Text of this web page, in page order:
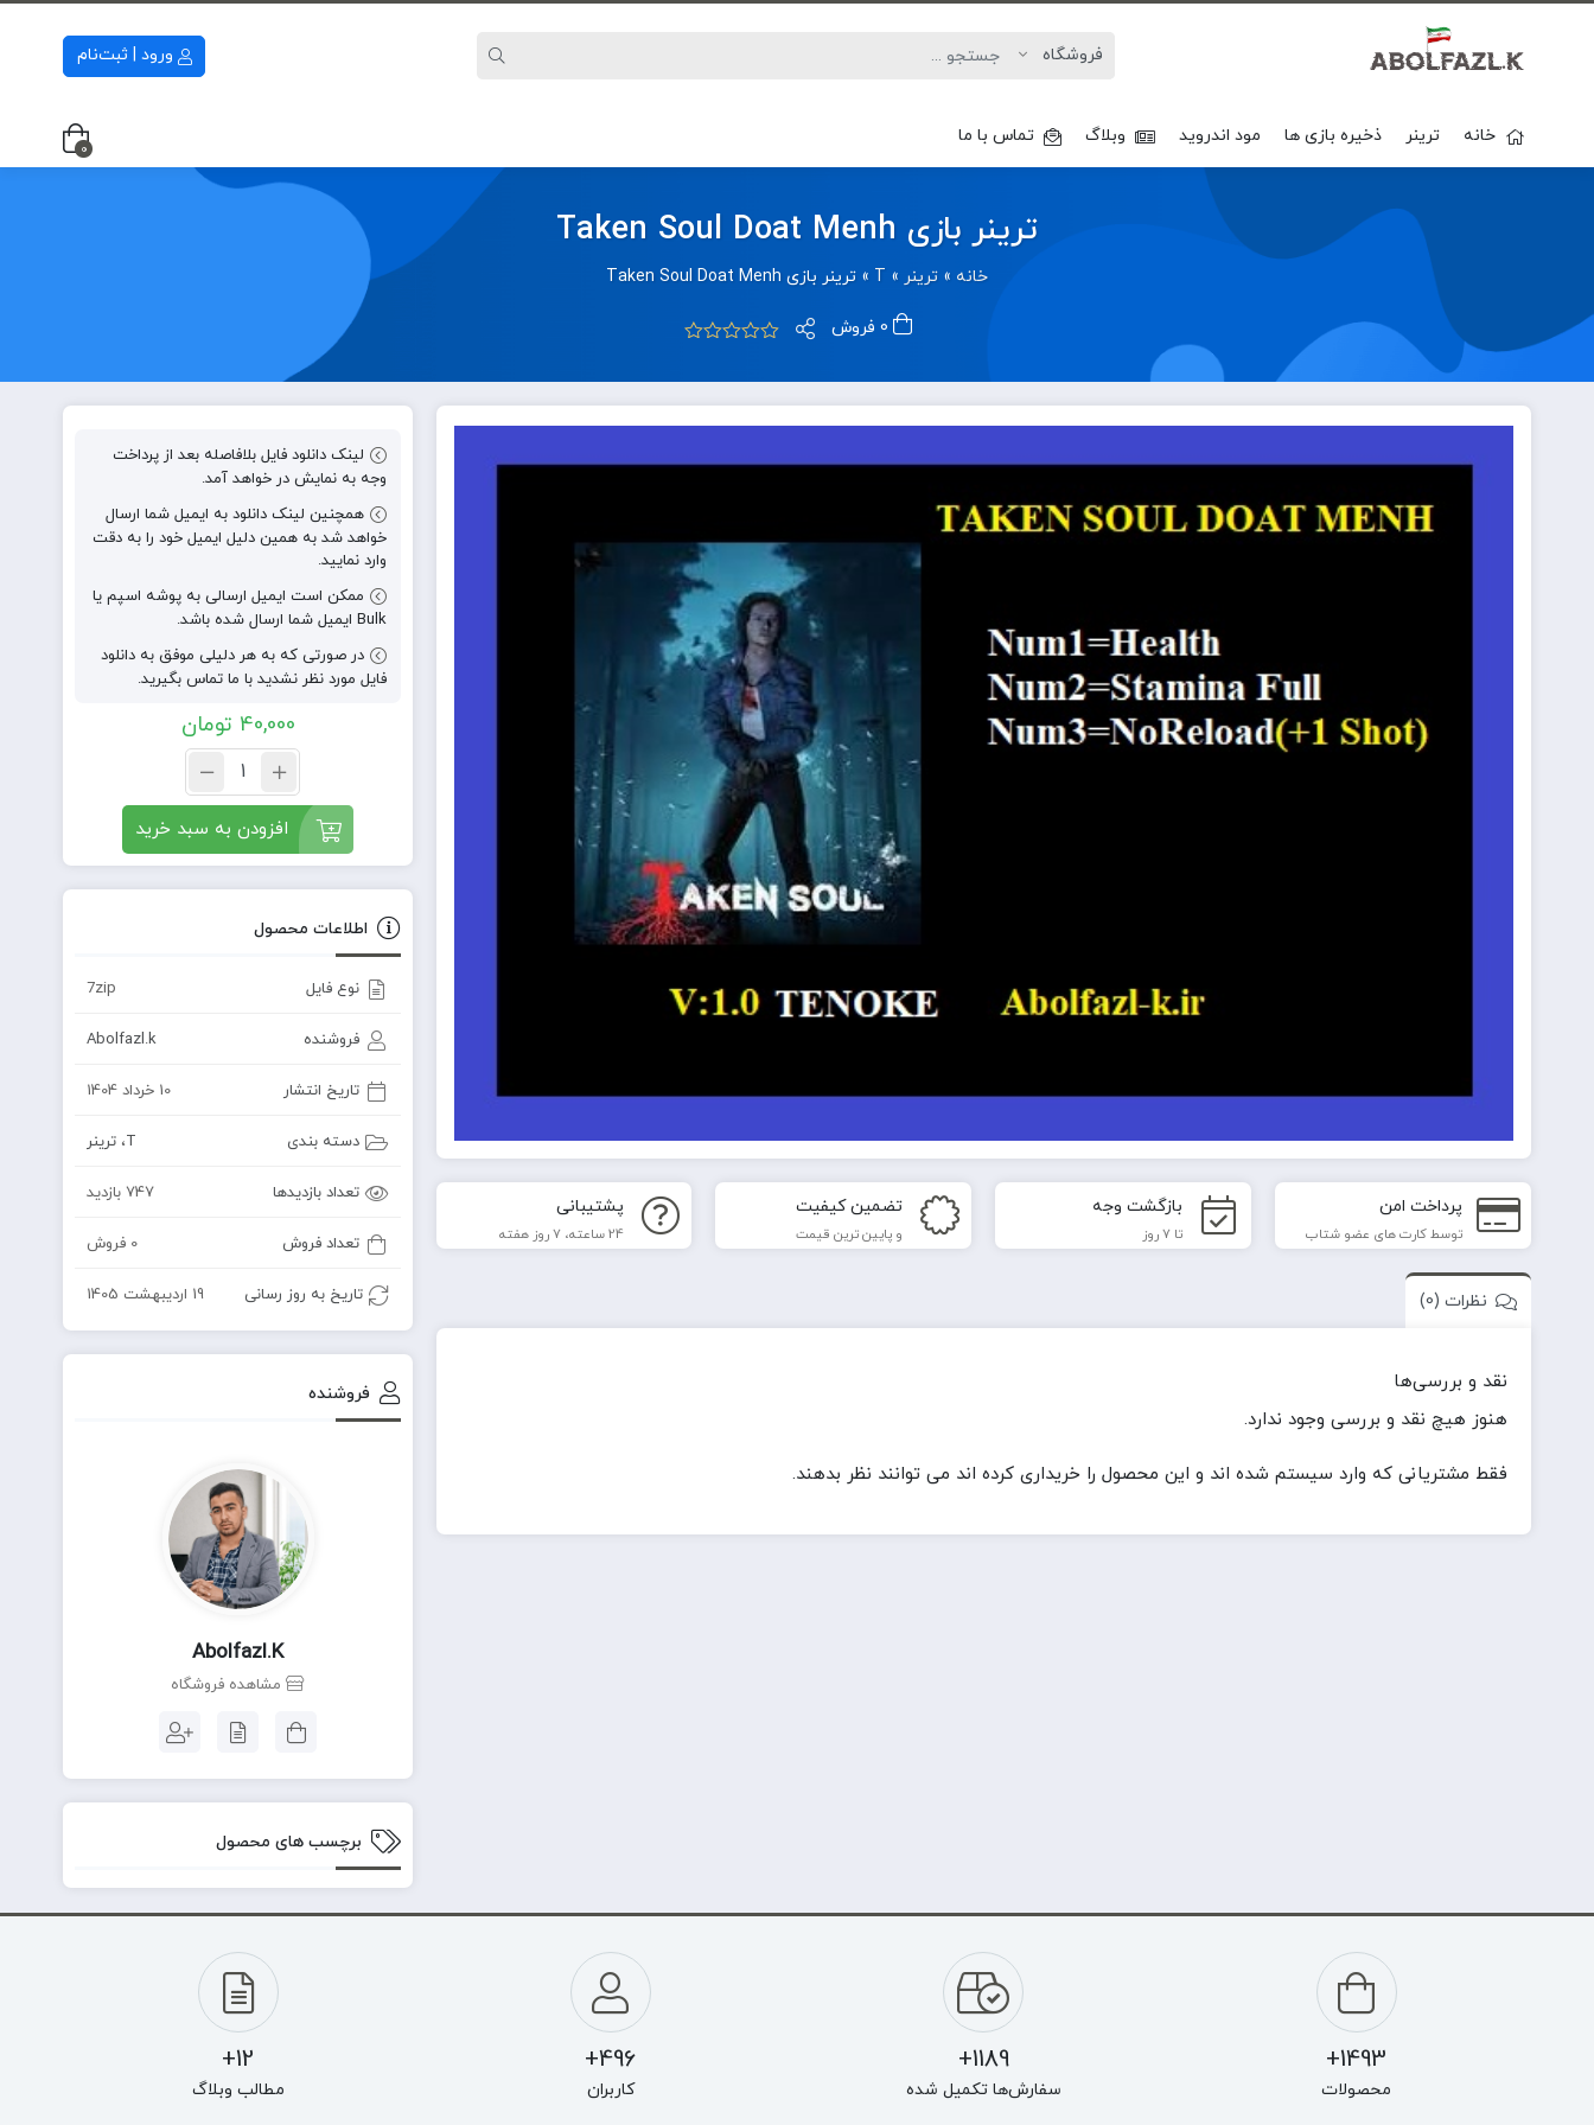
ورود | ثبت‌نام
خانه ترینر ذخیره بازی ها مود اندروید وبلاگ تماس با ما
0
ترینر بازی Taken Soul Doat Menh
خانه » ترینر »
T
» ترینر بازی Taken Soul Doat Menh
پرداخت امن
توسط کارت های عضو شتاب
بازگشت وجه
تا 7 روز
تضمین کیفیت
و پایین ترین قیمت
پشتیبانی
24 ساعته، 7 روز هفته
نظرات (0)
نقد و بررسی‌ها
هنوز هیچ نقد و بررسی وجود ندارد.
فقط مشتریانی که وارد سیستم شده اند و این محصول را خریداری کرده اند می توانند نظر بدهند.
لینک دانلود فایل بلافاصله بعد از پرداخت
وجه به نمایش در خواهد آمد.
همچنین لینک دانلود به ایمیل شما ارسال
خواهد شد به همین دلیل ایمیل خود را به دقت
وارد نمایید.
ممکن است ایمیل ارسالی به پوشه اسپم یا
Bulk ایمیل شما ارسال شده باشد.
در صورتی که به هر دلیلی موفق به دانلود
فایل مورد نظر نشدید با ما تماس بگیرید.
40,000 تومان
افزودن به سبد خرید
اطلاعات محصول
نوع فایل 7zip
فروشنده Abolfazl.k
تاریخ انتشار 10 خرداد 1404
دسته بندی T، ترینر
تعداد بازدیدها 747 بازدید
تعداد فروش 0 فروش
تاریخ به روز رسانی 19 اردیبهشت 1405
فروشنده
Abolfazl.k
مشاهده فروشگاه
برچسب های محصول
1493+
محصولات
1189+
سفارش‌ها تکمیل شده
496+
کاربران
12+
مطالب وبلاگ